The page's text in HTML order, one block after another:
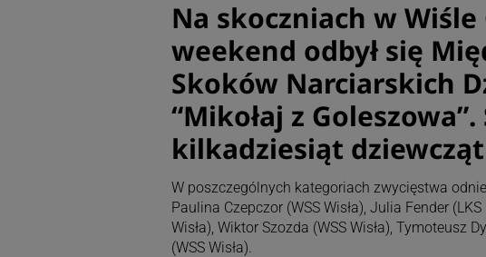
Na skoczniach w
weekend odbył się
Skoków Narciarskich
“Mikołaj z
kilkadziesiąt dziewcząt
W poszczególnych kategoriach zwycięstwa
Paulina Czepczor (WSS Wisła), Julia Fender
Wisła), Wiktor Szozda (WSS Wisła), Tymoteusz
(WSS Wisła).